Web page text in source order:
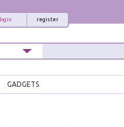
register
login
GADGETS